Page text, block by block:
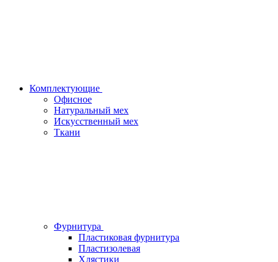
Комплектующие
Офисное
Натуральный мех
Искусственный мех
Ткани
Фурнитура
Пластиковая фурнитура
Пластизолевая
Хлястики